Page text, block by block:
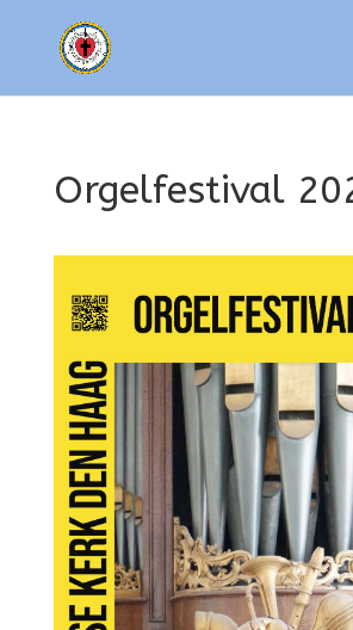
Orgelfestival